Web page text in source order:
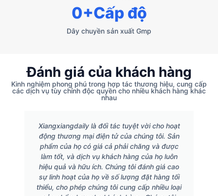
Dây chuyền sản xuất Gmp
0+Cấp độ
Đánh giá của khách hàng
Kinh nghiệm phong phú trong hợp tác thương hiệu, cung cấp
các dịch vụ tùy chỉnh độc quyền cho nhiều khách hàng khác
nhau
Xiangxiangdaily là đối tác tuyệt vời cho hoạt
động thương mại điện tử của chúng tôi. Sản
phẩm của họ có giá cả phải chăng và được
làm tốt, và dịch vụ khách hàng của họ luôn
hiệu quả và hữu ích. Chúng tôi đánh giá cao
sự linh hoạt của họ về số lượng đặt hàng tối
thiểu, cho phép chúng tôi cung cấp nhiều loại